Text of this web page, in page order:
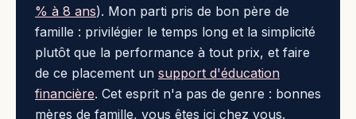
% à 8 ans). Mon parti pris de bon père de
famille : privilégier le temps long et la simplicité
plutôt que la performance à tout prix, et faire
de ce placement un support d'éducation
financière. Cet esprit n'a pas de genre : bonnes
mères de famille, vous êtes ici chez vous.